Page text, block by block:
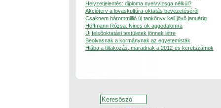
Helyzetjelentés: diploma nyelvvizsga nélkül?
Akcióterv a lovaskultúra-oktatás bevezetésérõl
Csaknem hárommillió új tankönyv kell jövõ januárig
Hoffmann Rózsa: Nincs ok aggodalomra
Új felsõoktatási testületek jönnek létre
Beolvasnak a kormánynak az egyetemisták
Hiába a tiltakozás, maradnak a 2012-es keretszámok